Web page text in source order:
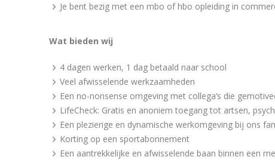
Je bent bezig met een mbo of hbo opleiding in
Wat bieden wij
4 dagen werken, 1 dag betaald naar school
Veel afwisselende werkzaamheden
Een no-nonsense omgeving met collega’s die
LifeCheck: Gratis en anoniem toegang tot artsen,
Een plezierige en dynamische werkomgeving bij ons
Korting op een sportabonnement
Een aantrekkelijke en afwisselende baan binnen een